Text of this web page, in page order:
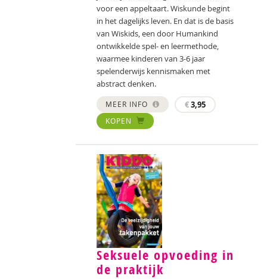
voor een appeltaart. Wiskunde begint
in het dagelijks leven. En dat is de basis
van Wiskids, een door Humankind
ontwikkelde spel- en leermethode,
waarmee kinderen van 3-6 jaar
spelenderwijs kennismaken met
abstract denken.
MEER INFO €3,95
KOPEN
Seksuele opvoeding in
de praktijk